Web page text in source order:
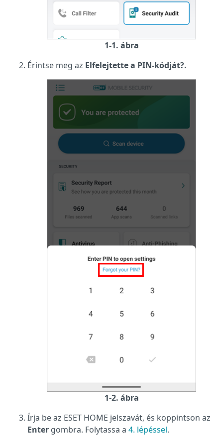
1-1. ábra
Érintse meg az Elfelejtette a PIN-kódját?.
1-2. ábra
Írja be az ESET HOME jelszavát, és koppintson az
Enter gombra. Folytassa a 4. lépéssel.